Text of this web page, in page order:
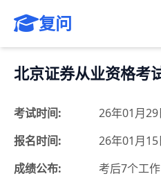
复问
北京证券从业资格考
考试时间:
26年01月29
报名时间:
26年01月15
成绩公布:
考后7个工